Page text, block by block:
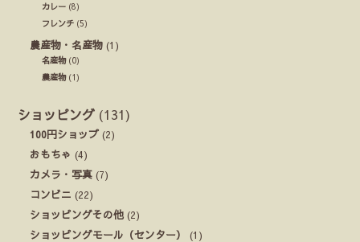
カレー (8)
フレンチ (5)
農産物・名産物 (1)
名産物(0)
農産物(1)
ショッピング (131)
100円ショップ (2)
おもちゃ (4)
カメラ・写真 (7)
コンビニ (22)
ショッピングその他 (2)
ショッピングモール（センター）
(1)